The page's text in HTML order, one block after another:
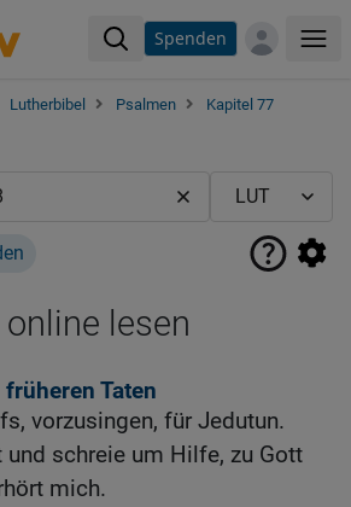
Spenden
Lutherbibel Psalmen
Kapitel 77
lesen
Taten
vorzusingen, für Jedutun.
und schreie um Hilfe, zu Gott
mich.